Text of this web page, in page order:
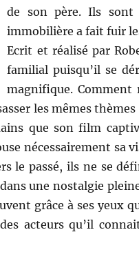
de son père. Ils sont
immobilière a fait fuir
Ecrit et réalisé par
familial puisqu’il se
magnifique. Comment
les mêmes
que son film
nécessairement sa
le passé, ils ne se
une nostalgie
grâce à ses yeux
acteurs qu’il